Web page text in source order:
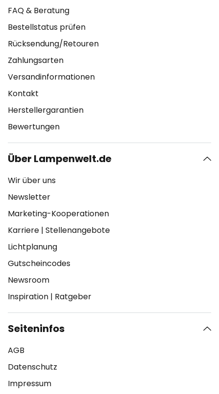
FAQ & Beratung
Bestellstatus prüfen
Rücksendung/Retouren
Zahlungsarten
Versandinformationen
Kontakt
Herstellergarantien
Bewertungen
Über Lampenwelt.de
Wir über uns
Newsletter
Marketing-Kooperationen
Karriere | Stellenangebote
Lichtplanung
Gutscheincodes
Newsroom
Inspiration | Ratgeber
Seiteninfos
AGB
Datenschutz
Impressum